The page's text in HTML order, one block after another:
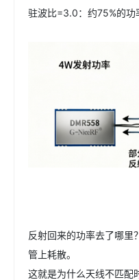
驻波比=3.0：约75%的功
反射回来的功率去了哪
管上耗散。
这就是为什么天线不匹配